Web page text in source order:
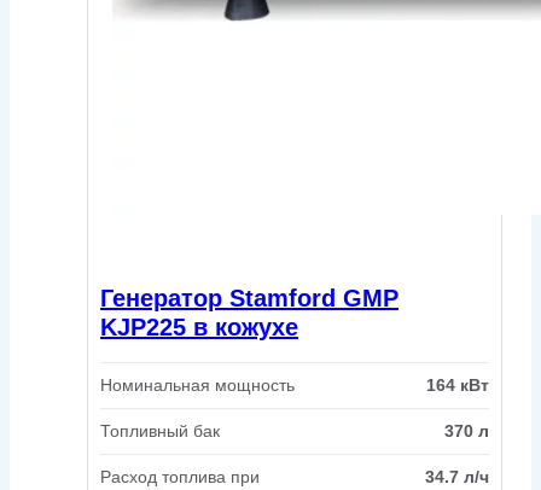
Генератор Stamford GMP
KJP225 в кожухе
Номинальная мощность 164 кВт
Топливный бак 370 л
Расход топлива при
34.7 л/ч